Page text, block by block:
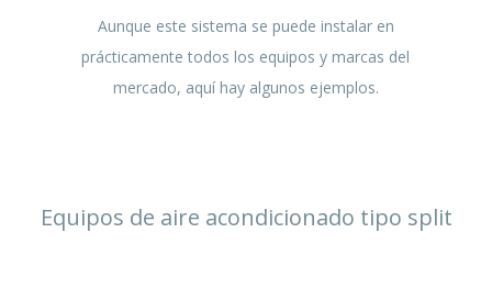
Aunque este sistema se puede instalar en
prácticamente todos los equipos y marcas del
mercado, aquí hay algunos ejemplos.
Equipos de aire acondicionado tipo split